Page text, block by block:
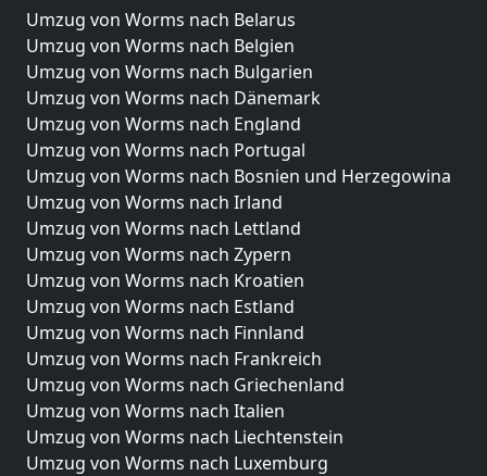
Umzug von Worms nach Belarus
Umzug von Worms nach Belgien
Umzug von Worms nach Bulgarien
Umzug von Worms nach Dänemark
Umzug von Worms nach England
Umzug von Worms nach Portugal
Umzug von Worms nach Bosnien und Herzegowina
Umzug von Worms nach Irland
Umzug von Worms nach Lettland
Umzug von Worms nach Zypern
Umzug von Worms nach Kroatien
Umzug von Worms nach Estland
Umzug von Worms nach Finnland
Umzug von Worms nach Frankreich
Umzug von Worms nach Griechenland
Umzug von Worms nach Italien
Umzug von Worms nach Liechtenstein
Umzug von Worms nach Luxemburg